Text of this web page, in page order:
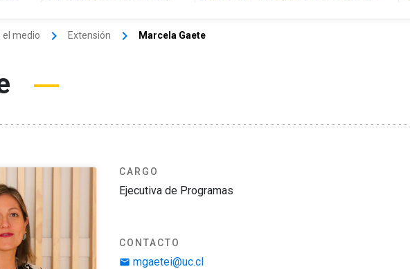
el medio keyboard_arrow_right Extensión keyboard_arrow_right Marcela Gaete
CARGO
Ejecutiva de Programas
CONTACTO
email mgaetei@uc.cl